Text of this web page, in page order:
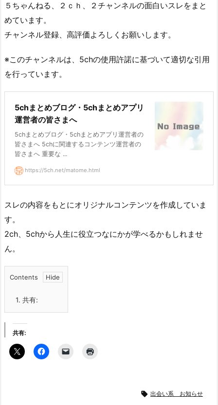
５ちゃんねる、２ｃｈ、２チャンネルの面白いスレをまと
めています。
チャンネル登録、高評価よろしくお願いします。
※このチャンネルは、5chの使用許諾に基づいて適切な引用
を行っています。
5chまとめブログ・5chまとめアプリ
運営者の皆さまへ
5chまとめブログ・5chまとめアプリ運営者の
皆さまへ 5chに関連するコンテンツ運営者の
皆さまへ 重要な ...
https://5ch.net/matome.html
スレの内容をもとにオリジナルコンテンツを作成していま
す。
2ch、5chから人生に役立つなにかが学べるかもしれませ
ん。
Contents
1. 共有:
共有:
 出会い系 お知らせ